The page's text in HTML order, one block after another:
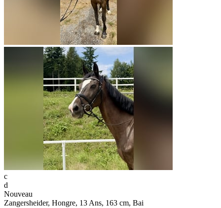
c
d
Nouveau
Zangersheider, Hongre, 13 Ans, 163 cm, Bai